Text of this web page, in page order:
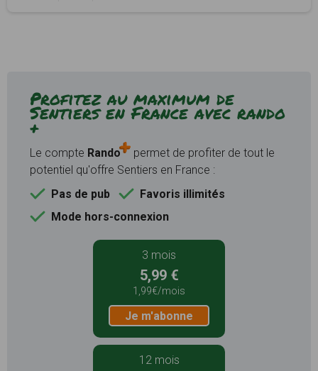
Profitez au maximum de
Sentiers en France avec rando
+
Le compte Rando
permet de profiter de tout le
potentiel qu'offre Sentiers en France :
Pas de pub
Favoris illimités
Mode hors-connexion
3 mois
5,99 €
1,99€/mois
Je m'abonne
12 mois